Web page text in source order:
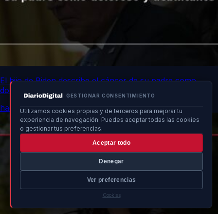
GESTIONAR CONSENTIMIENTO
Utilizamos cookies propias y de terceros para mejorar tu
experiencia de navegación. Puedes aceptar todas las cookies
o gestionar tus preferencias.
Aceptar todo
Denegar
Ver preferencias
Cookies
El hijo de Biden describe el cáncer de su padre como
doloroso y debilitante
hace 5h